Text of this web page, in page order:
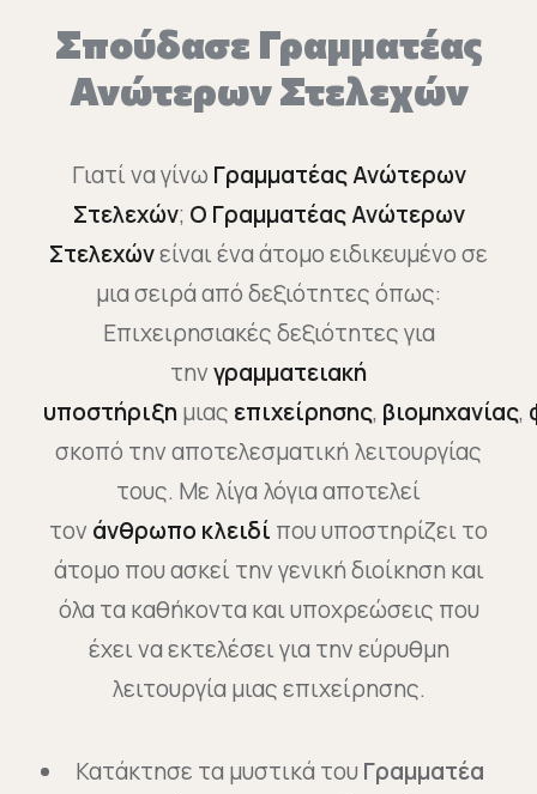
Voucher
Σπούδασε Γραμματέας
Ανώτερων Στελεχών
Γιατί να γίνω Γραμματέας Ανώτερων
Στελεχών; Ο Γραμματέας Ανώτερων
Στελεχώνείναι ένα άτομο ειδικευμένο σε
μια σειρά από δεξιότητες όπως:
Επιχειρησιακές δεξιότητες για
τηνγραμματειακή
υποστήριξημιας επιχείρησης, βιομηχανίας,
σκοπό την αποτελεσματική λειτουργίας
τους. Με λίγα λόγια αποτελεί
τον άνθρωπο κλειδί που υποστηρίζει το
άτομο που ασκεί την γενική διοίκηση και
όλα τα καθήκοντα και υποχρεώσεις που
έχει να εκτελέσει για την εύρυθμη
λειτουργία μιας επιχείρησης.
Κατάκτησε τα μυστικά του Γραμματέα